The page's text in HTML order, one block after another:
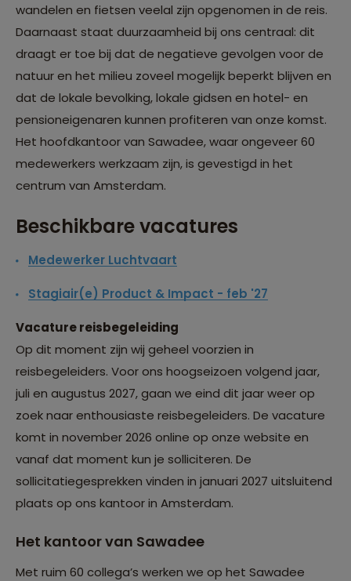
wandelen en fietsen veelal zijn opgenomen in de reis.
Daarnaast staat duurzaamheid bij ons centraal: dit
draagt er toe bij dat de negatieve gevolgen voor de
natuur en het milieu zoveel mogelijk beperkt blijven en
dat de lokale bevolking, lokale gidsen en hotel- en
pensioneigenaren kunnen profiteren van onze komst.
Het hoofdkantoor van Sawadee, waar ongeveer 60
medewerkers werkzaam zijn, is gevestigd in het
centrum van Amsterdam.
Beschikbare vacatures
Medewerker Luchtvaart
Stagiair(e) Product & Impact - feb '27
Vacature reisbegeleiding
Op dit moment zijn wij geheel voorzien in
reisbegeleiders. Voor ons hoogseizoen volgend jaar,
juli en augustus 2027, gaan we eind dit jaar weer op
zoek naar enthousiaste reisbegeleiders. De vacature
komt in november 2026 online op onze website en
vanaf dat moment kun je solliciteren. De
sollicitatiegesprekken vinden in januari 2027 uitsluitend
plaats op ons kantoor in Amsterdam.
Het kantoor van Sawadee
Met ruim 60 collega’s werken we op het Sawadee